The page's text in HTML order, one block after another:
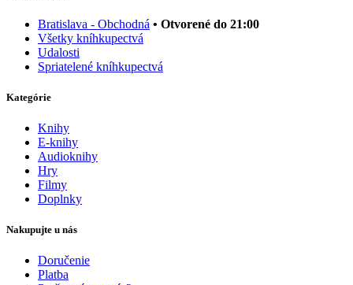
Bratislava - Obchodná • Otvorené do 21:00
Všetky kníhkupectvá
Udalosti
Spriatelené kníhkupectvá
Kategórie
Knihy
E-knihy
Audioknihy
Hry
Filmy
Doplnky
Nakupujte u nás
Doručenie
Platba